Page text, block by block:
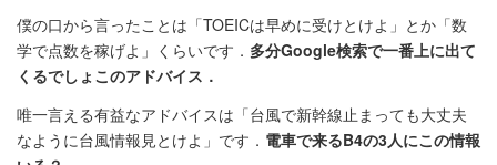
僕の口から言ったことは「TOEICは早めに受けとけよ」とか「数
学で点数を稼げよ」くらいです． 多分Google検索で一番上に出て
くるでしょこのアドバイス．
唯一言える有益なアドバイスは「台風で新幹線止まっても大丈夫
なように台風情報見とけよ」です． 電車で来るB4の3人にこの情報